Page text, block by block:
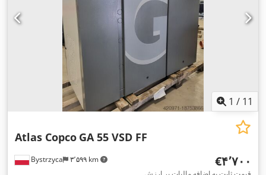
1 / 11
Bystrzyca ۳٬۵۹۹ km
Atlas Copco GA 55 VSD FF
‎€۴٬۷۰۰